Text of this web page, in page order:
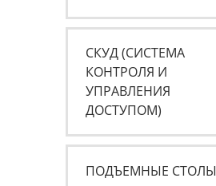
СКУД (СИСТЕМА
КОНТРОЛЯ И
УПРАВЛЕНИЯ
ДОСТУПОМ)
ПОДЪЕМНЫЕ СТОЛЫ